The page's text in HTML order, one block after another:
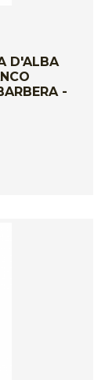
D'ALBA
-